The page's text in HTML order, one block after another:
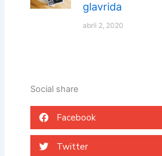
glavrida
abril 2, 2020
Social share
Facebook
Twitter